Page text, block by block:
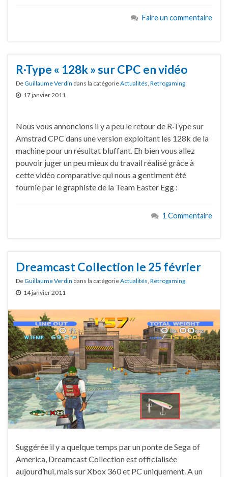
Faire un commentaire
R·Type « 128k » sur CPC en vidéo
DeGuillaume Verdin dans la catégorieActualités Retrogaming
17 janvier 2011
Nous vous annoncions il y a peu le retour de R·Type sur
Amstrad CPC dans une version exploitant les 128k de la
machine pour un résultat bluffant. Eh bien vous allez
pouvoir juger un peu mieux du travail réalisé grâce à
cette vidéo comparative qui nous a gentiment été
fournie par le graphiste de la Team Easter Egg :
1 Commentaire
Dreamcast Collection le 25 février
DeGuillaume Verdin dans la catégorieActualités, Retrogaming
14 janvier 2011
Suggérée il y a quelque temps par un ponte de Sega of
America, Dreamcast Collection est officialisée
aujourd’hui, mais sur Xbox 360 et PC uniquement. A un